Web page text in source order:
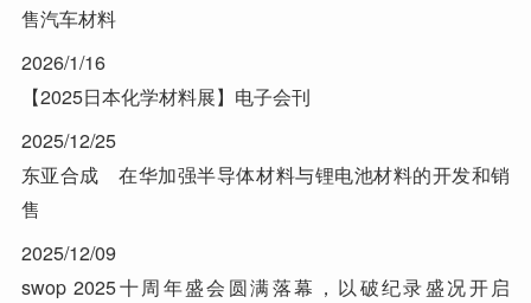
售汽车材料
2026/1/16
【2025日本化学材料展】电子会刊
2025/12/25
东亚合成 在华加强半导体材料与锂电池材料的开发和销
售
2025/12/09
swop 2025十周年盛会圆满落幕，以破纪录盛况开启